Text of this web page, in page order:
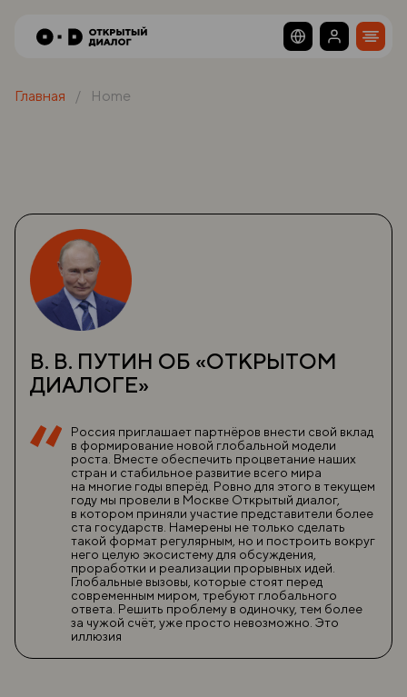
Главная Home
В. В. ПУТИН ОБ «ОТКРЫТОМ
ДИАЛОГЕ»
Россия приглашает партнёров внести свой вклад
в формирование новой глобальной модели
роста. Вместе обеспечить процветание наших
стран и стабильное развитие всего мира
на многие годы вперёд. Ровно для этого в текущем
году мы провели в Москве Открытый диалог,
в котором приняли участие представители более
ста государств. Намерены не только сделать
такой формат регулярным, но и построить вокруг
него целую экосистему для обсуждения,
проработки и реализации прорывных идей.
Глобальные вызовы, которые стоят перед
современным миром, требуют глобального
ответа. Решить проблему в одиночку, тем более
за чужой счёт, уже просто невозможно. Это
иллюзия